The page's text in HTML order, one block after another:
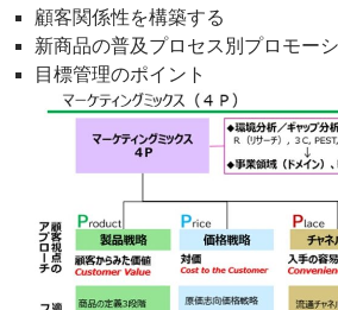
顧客関係性を構築する
新商品の普及プロセス別プロモー
目標管理のポイント